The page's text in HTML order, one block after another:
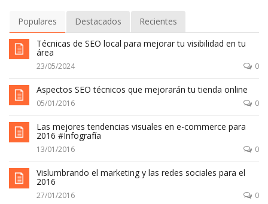
Populares Destacados
Recientes
Técnicas de SEO local para mejorar tu visibilidad en tu
área
23/05/2024 0
Aspectos SEO técnicos que mejorarán tu tienda online
05/01/2016 0
Las mejores tendencias visuales en e-commerce para
2016 #Infografía
13/01/2016 0
Vislumbrando el marketing y las redes sociales para el
2016
27/01/2016 0